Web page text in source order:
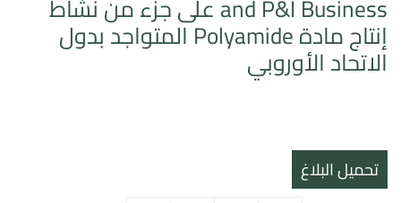
إنتاج مادة Polyamide المتواجد بدول
الاتحاد الأوروبي
تحميل البلاغ